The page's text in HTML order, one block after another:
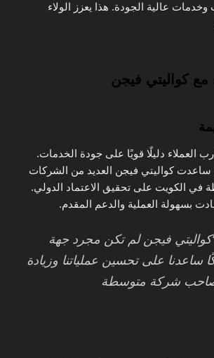
عالية الجودة. هذا يعزز الولاء
مع كواليتي فيجن
العملاء دليلًا قويًا على جودة الخدمات.
ساعدت كواليتي فيجن العديد من الشركات
في الكويت على تحقيق الاعتماد الدولي.
بسهولة العملية والدعم المقدم.
فيجن لم تكن مجرد جهة
ساعدنا على تحسين عملياتنا وزيادة
صاحب شركة متوسطة